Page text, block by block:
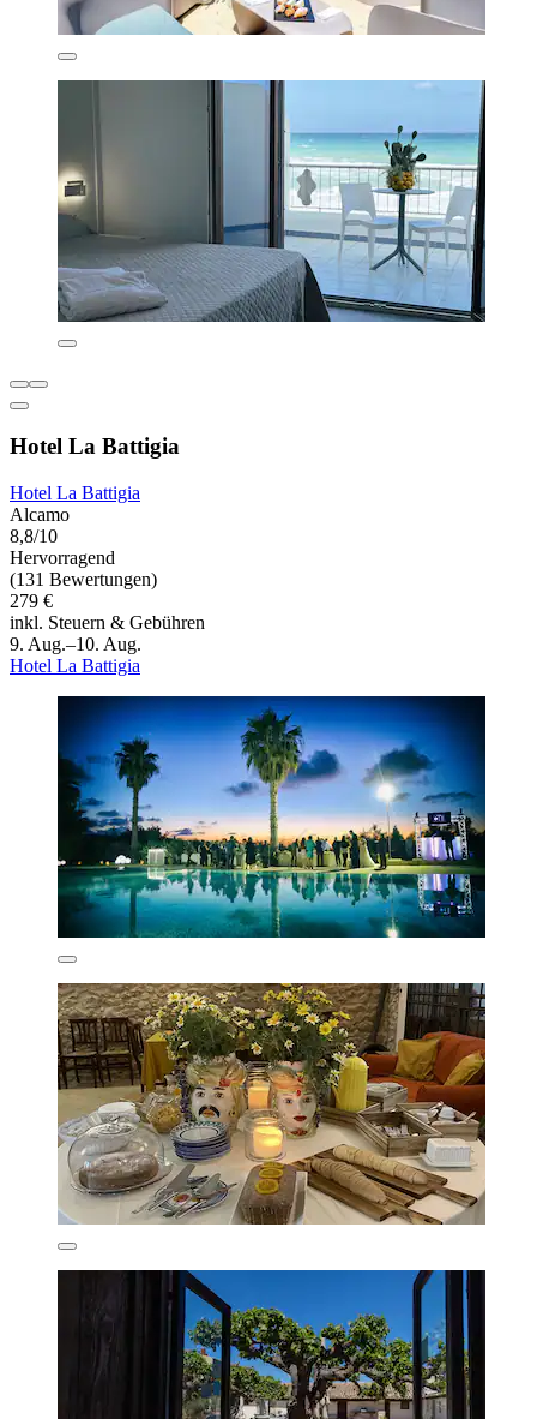
Hotel La Battigia
Hotel La Battigia
Alcamo
8,8/10
Hervorragend
(131 Bewertungen)
279 €
inkl. Steuern & Gebühren
9. Aug.–10. Aug.
Hotel La Battigia